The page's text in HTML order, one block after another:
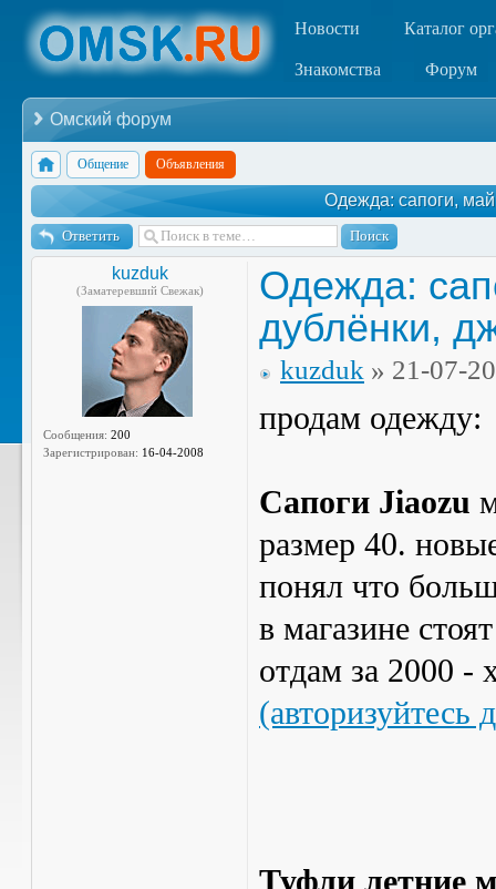
Новости Каталог
Знакомства Форум
Омский форум
Общение Объявления
Одежда: сапоги,
Ответить
kuzduk
(Заматеревший Свежак)
Сообщения: 200
Зарегистрирован: 16-04-2008
Одежда:
дублёнки,
kuzduk » 21-07-
продам одежду:
Сапоги Jiaozu
размер 40.
понял что
в магазине
отдам за 2000 -
(авторизуйтесь
Туфли летние